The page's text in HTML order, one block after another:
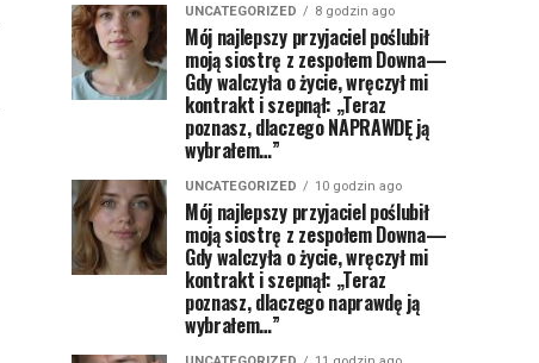
UNCATEGORIZED 8 godzin ago
Mój najlepszy przyjaciel poślubił
moją siostrę z zespołem Downa—
Gdy walczyła o życie, wręczył mi
kontrakt i szepnął: „Teraz
poznasz, dlaczego NAPRAWDĘ ją
wybrałem…”
UNCATEGORIZED 10 godzin ago
Mój najlepszy przyjaciel poślubił
moją siostrę z zespołem Downa—
Gdy walczyła o życie, wręczył mi
kontrakt i szepnął: „Teraz
poznasz, dlaczego naprawdę ją
wybrałem…”